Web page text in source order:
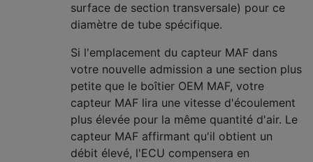
surface de section transversale) pour ce
diamètre de tube spécifique.
Si l'emplacement du capteur MAF dans
votre nouvelle admission a une section plus
petite que le boîtier OEM MAF, votre
capteur MAF lira une vitesse d'écoulement
plus élevée pour la même quantité d'air. Le
capteur MAF affirmant qu'il obtient un
débit élevé, l'ECU compensera en